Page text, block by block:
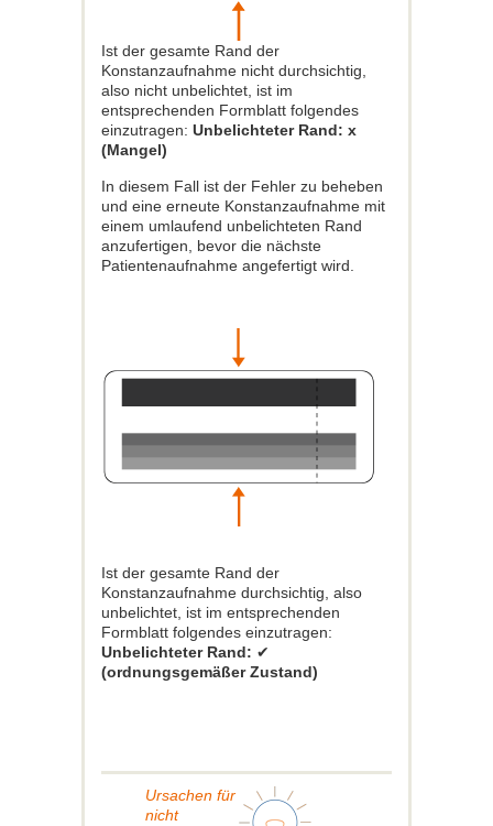
Ist der gesamte Rand der
Konstanzaufnahme nicht durchsichtig,
also nicht unbelichtet, ist im
entsprechenden Formblatt folgendes
einzutragen: Unbelichteter Rand: x
(Mangel)
In diesem Fall ist der Fehler zu beheben
und eine erneute Konstanzaufnahme mit
einem umlaufend unbelichteten Rand
anzufertigen, bevor die nächste
Patientenaufnahme angefertigt wird.
Ist der gesamte Rand der
Konstanzaufnahme durchsichtig, also
unbelichtet, ist im entsprechenden
Formblatt folgendes einzutragen:
Unbelichteter Rand: ✔
(ordnungsgemäßer Zustand)
Ursachen für
nicht